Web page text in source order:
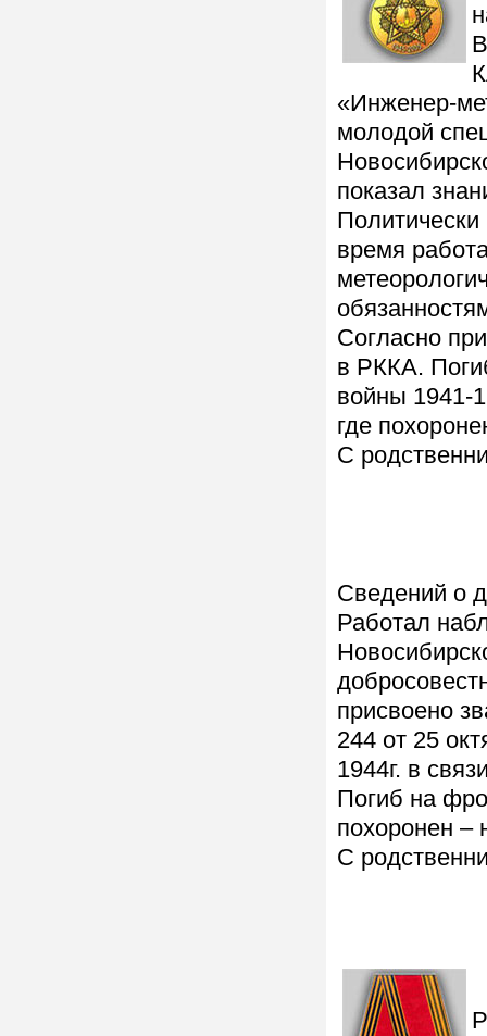
«Инженер-
молодой
показал
время
Согласно
в РККА.
войны 1941-
где
С
Сведений о
Работал
присвоено
244 от 25
1944г. в
Погиб на
похоронен –
С